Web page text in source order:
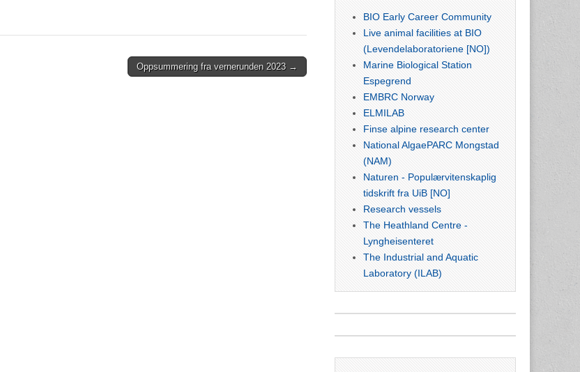
Oppsummering fra vernerunden 2023 →
BIO Early Career Community
Live animal facilities at BIO
(Levendelaboratoriene [NO])
Marine Biological Station
Espegrend
EMBRC Norway
ELMILAB
Finse alpine research center
National AlgaePARC Mongstad
(NAM)
Naturen - Populærvitenskaplig
tidskrift fra UiB [NO]
Research vessels
The Heathland Centre -
Lyngheisenteret
The Industrial and Aquatic
Laboratory (ILAB)